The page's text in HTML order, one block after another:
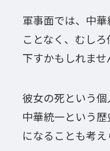
軍事面では、中
ことなく、むし
下すかもしれませ
彼女の死という
中華統一という
になることも考え